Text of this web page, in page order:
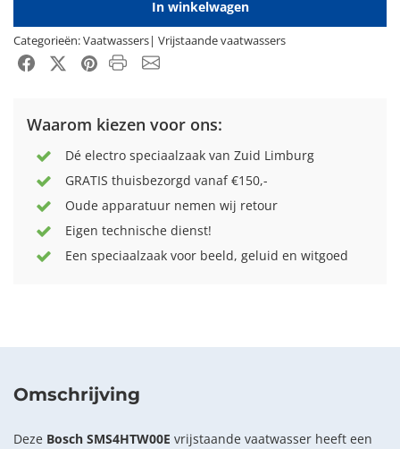
In winkelwagen
Categorieën:Vaatwassers| Vrijstaande vaatwassers
FacebookX-Twitter
PinterestProduct PDF
Email
Waarom kiezen voor ons:
Dé electro speciaalzaak van Zuid Limburg
GRATIS thuisbezorgd vanaf €150,-
Oude apparatuur nemen wij retour
Eigen technische dienst!
Een speciaalzaak voor beeld, geluid en witgoed
Omschrijving
Deze Bosch SMS4HTW00E vrijstaande vaatwasser heeft een